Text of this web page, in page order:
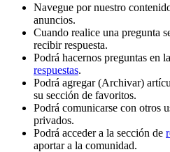
Navegue por nuestro
anuncios.
Cuando realice una pregunta
recibir respuesta.
Podrá hacernos preguntas en
respuestas.
Podrá agregar (Archivar)
su sección de favoritos.
Podrá comunicarse con otros
privados.
Podrá acceder a la sección de
aportar a la comunidad.